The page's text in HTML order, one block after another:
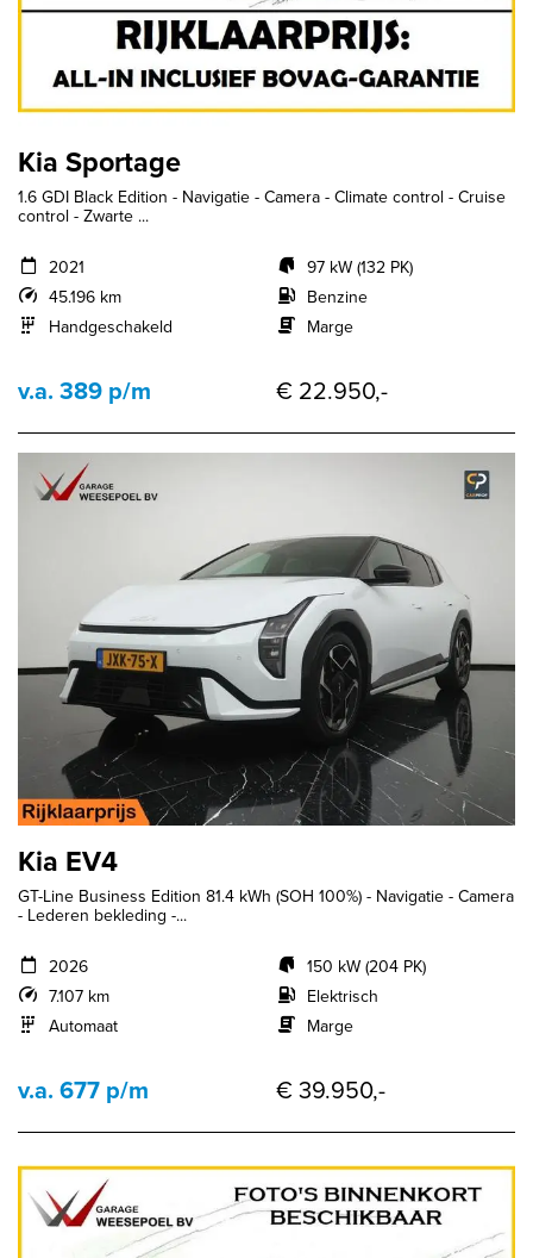
Kia Sportage
1.6 GDI Black Edition - Navigatie - Camera - Climate control - Cruise
control - Zwarte ...
2021
45.196 km
Handgeschakeld
97 kW (132 PK)
Benzine
Marge
v.a. 389 p/m € 22.950,-
Kia EV4
GT-Line Business Edition 81.4 kWh (SOH 100%) - Navigatie - Camera
- Lederen bekleding -...
2026
7.107 km
Automaat
150 kW (204 PK)
Elektrisch
Marge
v.a. 677 p/m € 39.950,-